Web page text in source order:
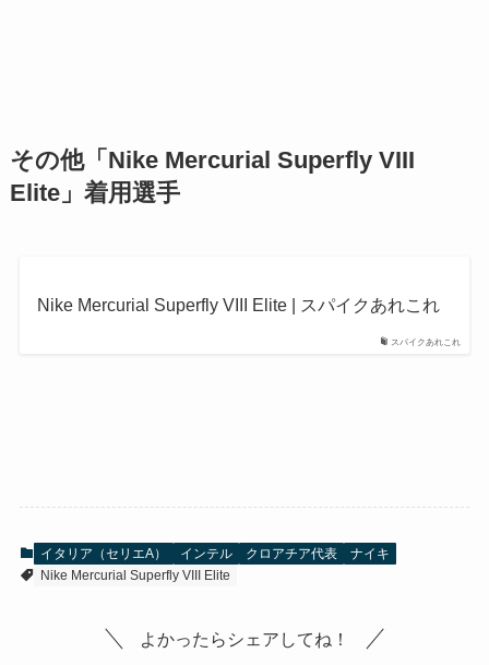
その他「 Nike Mercurial Superfly VIII
Elite」着用選手
スパイクあれこれ
Nike Mercurial Superfly VIII Elite | スパイクあれこれ
イタリア（セリエA） インテル クロアチア代表
ナイキ
Nike Mercurial Superfly VIII Elite
よかったらシェアしてね！